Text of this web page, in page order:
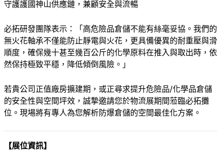
守護護國神山供應鏈，兼顧安全與流暢
必拓研發團隊表示：「高危險品倉儲不能有絲毫妥協。我們的
無火花軸承不僅能防止靜電與火花，更具備優異的耐重壓與滑
順度，確保幾十甚至幾百公斤的化學原料在推入與取出時，依
然保持極致平穩，降低傾倒風險。」
若貴公司正值廠房擴建期，或正尋求提升危險品/化學品倉儲
的安全性與空間坪效，誠摯邀請您於物流展期間蒞臨必拓攤
位。現場將有專人為您解析防爆倉儲的空間最佳化方案。
【展位資訊】